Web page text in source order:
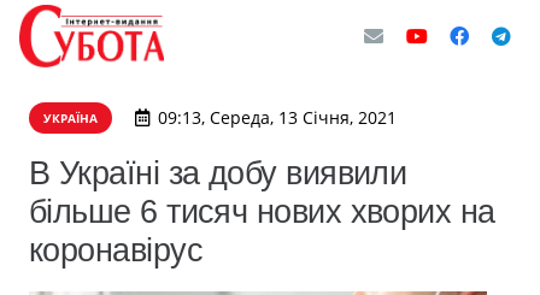
УКРАЇНА 09:13, Середа, 13 Січня, 2021
В Україні за добу виявили
більше 6 тисяч нових хворих на
коронавірус